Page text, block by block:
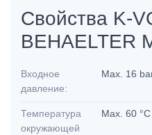
Свойства K-
BEHAELTER
Входное
давление:
Max. 16
Температура
окружающей
Max. 60 °C